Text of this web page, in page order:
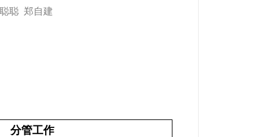
聪 郑自建
分管工作